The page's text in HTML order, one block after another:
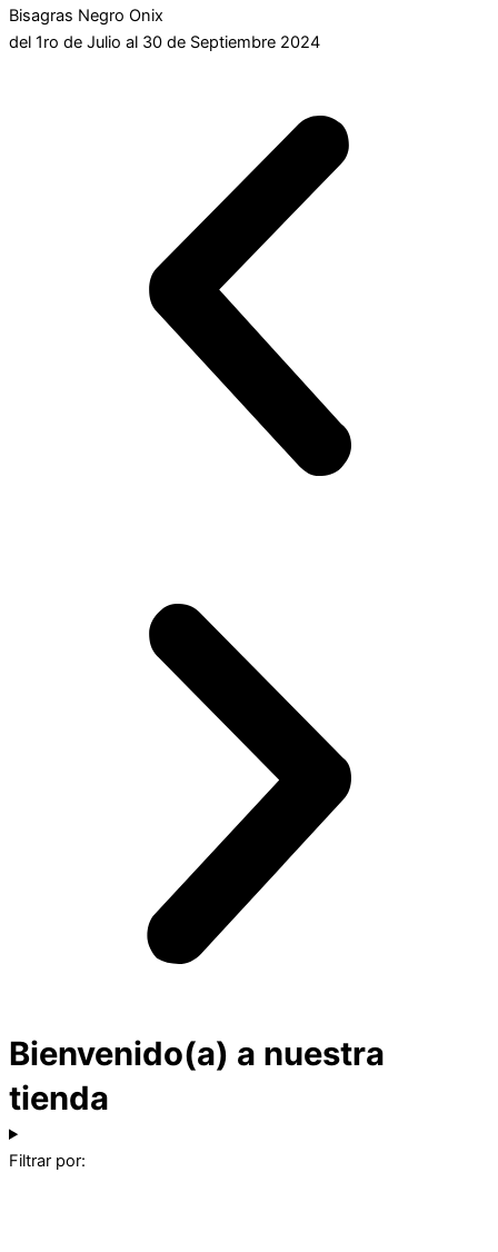
Bisagras Negro Onix
del 1ro de Julio al 30 de Septiembre 2024
Bienvenido(a) a nuestra
tienda
Filtrar por: